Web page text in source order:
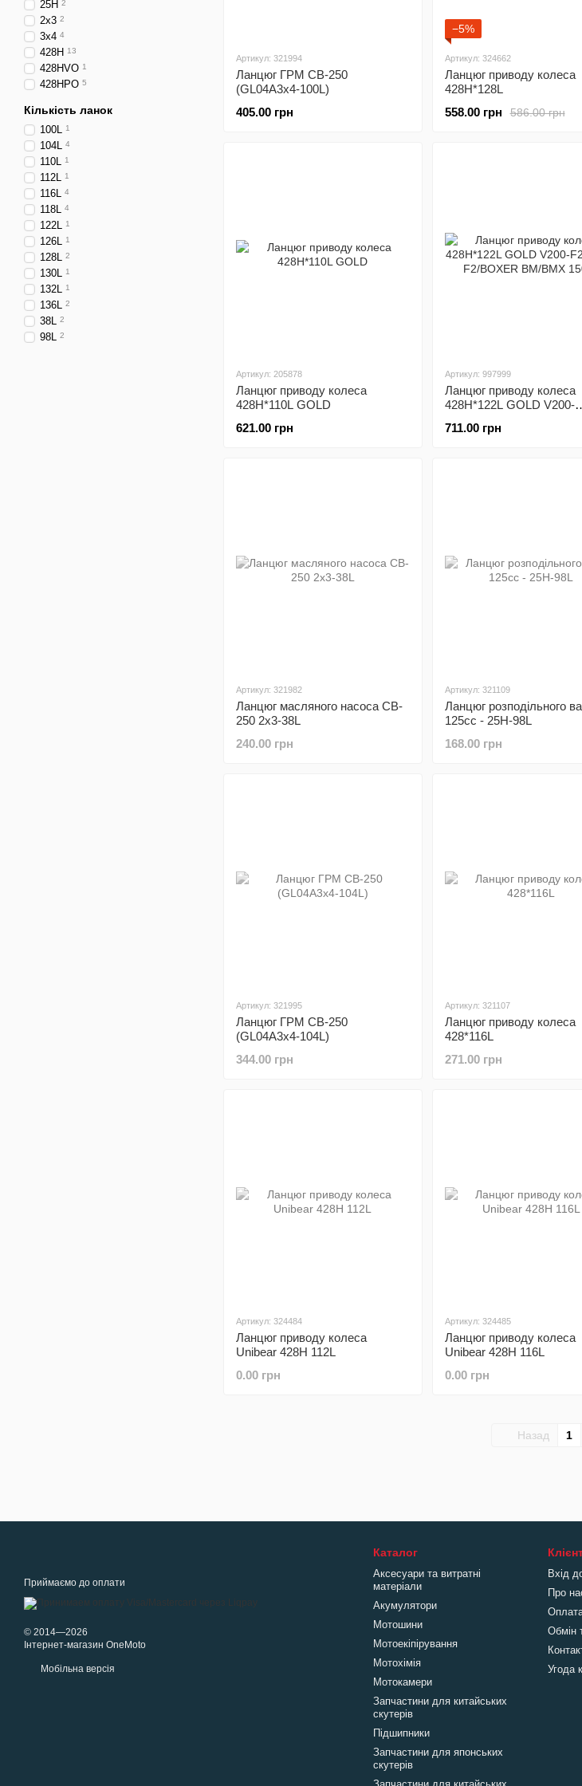
Артикул: 321994
Ланцюг ГРМ CB-250
(GL04A3x4-100L)
405.00 грн
−5%
Артикул: 324662
Ланцюг приводу колеса
428Н*128L
586.00 грн
558.00 грн
Артикул: 205878
Ланцюг приводу колеса
428H*110L GOLD
621.00 грн
Артикул: 997999
Ланцюг приводу колеса
428H*122L GOLD V200-
150cc
711.00 грн
Артикул: 321982
Ланцюг масляного насоса CB-
250 2х3-38L
240.00 грн
Артикул: 321109
Ланцюг розподільного
125сс - 25H-98L
168.00 грн
Артикул: 321995
Ланцюг ГРМ CB-250
(GL04A3x4-104L)
344.00 грн
Артикул: 321107
Ланцюг приводу колеса
428*116L
271.00 грн
Артикул: 324484
Ланцюг приводу колеса
Unibear 428H 112L
0.00 грн
Артикул: 324485
Ланцюг приводу колеса
Unibear 428H 116L
0.00 грн
Назад 1
25H 2
2х3 2
3x4 4
428H 13
428HVO 1
428HPO 5
Кількість ланок
100L 1
104L 4
110L 1
112L 1
116L 4
118L 4
122L 1
126L 1
128L 2
130L 1
132L 1
136L 2
38L 2
98L 2
Приймаємо до оплати
© 2014—2026
Інтернет-магазин OneMoto
Мобільна версія
Каталог
Аксесуари та витратні
матеріали
Акумулятори
Мотошини
Мотоекіпірування
Мотохімія
Мотокамери
Запчастини для китайських
скутерів
Підшипники
Запчастини для японських
скутерів
Вхід
Про
Обмін
Угода